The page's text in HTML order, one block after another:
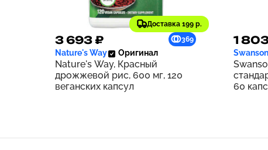
Доставка 199 р.
3 693 ₽ 369
Nature's Way Оригинал
Nature's Way, Красный
дрожжевой рис, 600 мг, 120
веганских капсул
1
Swanson
60